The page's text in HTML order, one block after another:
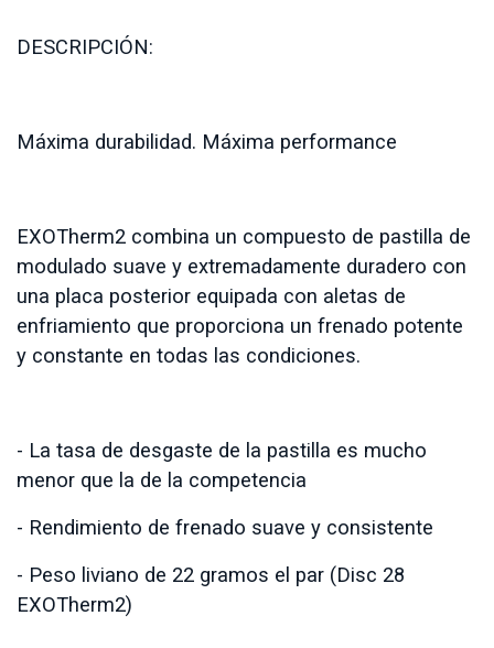
DESCRIPCIÓN:
Máxima durabilidad. Máxima performance
EXOTherm2 combina un compuesto de pastilla de
modulado suave y extremadamente duradero con
una placa posterior equipada con aletas de
enfriamiento que proporciona un frenado potente
y constante en todas las condiciones.
- La tasa de desgaste de la pastilla es mucho
menor que la de la competencia
- Rendimiento de frenado suave y consistente
- Peso liviano de 22 gramos el par (Disc 28
EXOTherm2)